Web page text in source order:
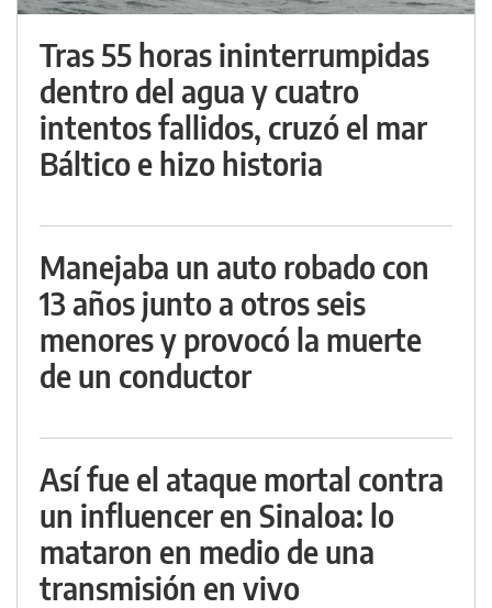
Tras 55 horas ininterrumpidas
dentro del agua y cuatro
intentos fallidos, cruzó el mar
Báltico e hizo historia
Manejaba un auto robado con
13 años junto a otros seis
menores y provocó la muerte
de un conductor
Así fue el ataque mortal contra
un influencer en Sinaloa: lo
mataron en medio de una
transmisión en vivo